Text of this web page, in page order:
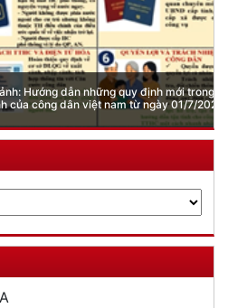
dẫn những quy định mới trong lĩnh
công dân việt nam từ ngày 01/7/2026